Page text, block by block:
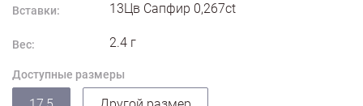
Вставки: 13Цв Сапфир 0,267ct
Вес: 2.4 г
Доступные размеры